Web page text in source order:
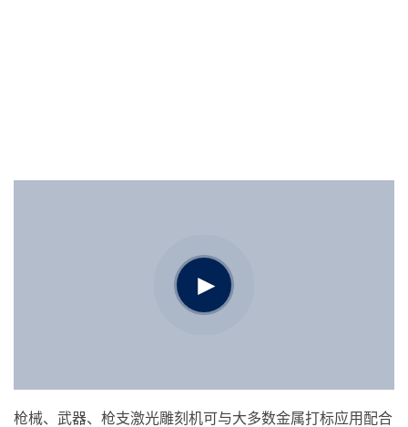
枪械、武器、枪支激光雕刻机可与大多数金属打标应用配合